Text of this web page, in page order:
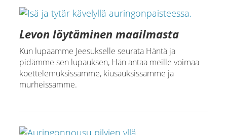
Levon löytäminen maailmasta
Kun lupaamme Jeesukselle seurata Häntä ja
pidämme sen lupauksen, Hän antaa meille voimaa
koettelemuksissamme, kiusauksissamme ja
murheissamme.